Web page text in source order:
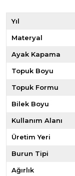
Yıl
Materyal
Ayak Kapama
Topuk Boyu
Topuk Formu
Bilek Boyu
Kullanım Alanı
Üretim Yeri
Burun Tipi
Ağırlık